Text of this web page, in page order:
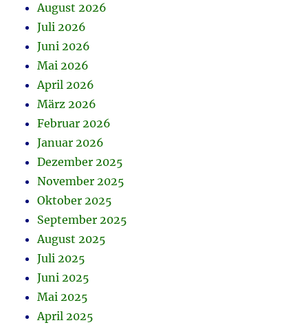
August 2026
Juli 2026
Juni 2026
Mai 2026
April 2026
März 2026
Februar 2026
Januar 2026
Dezember 2025
November 2025
Oktober 2025
September 2025
August 2025
Juli 2025
Juni 2025
Mai 2025
April 2025